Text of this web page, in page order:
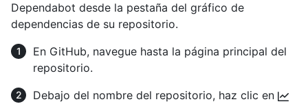
Dependabot desde la pestaña del gráfico de
dependencias de su repositorio.
En GitHub, navegue hasta la página principal del
repositorio.
Debajo del nombre del repositorio, haz clic en